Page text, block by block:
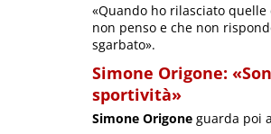
«Quando ho rilasciato
non penso e che non
sgarbato».
Simone Origone:
sportività»
Simone Origone guarda poi